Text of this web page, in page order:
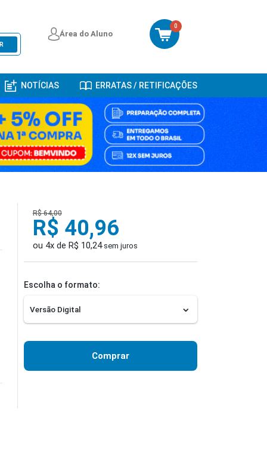
Área do Aluno
0
NOTÍCIAS ERRATAS / RETIFICAÇÕES
R$ 64,00
R$ 40,96
ou 4x de R$ 10,24sem juros
Escolha o formato:
Comprar